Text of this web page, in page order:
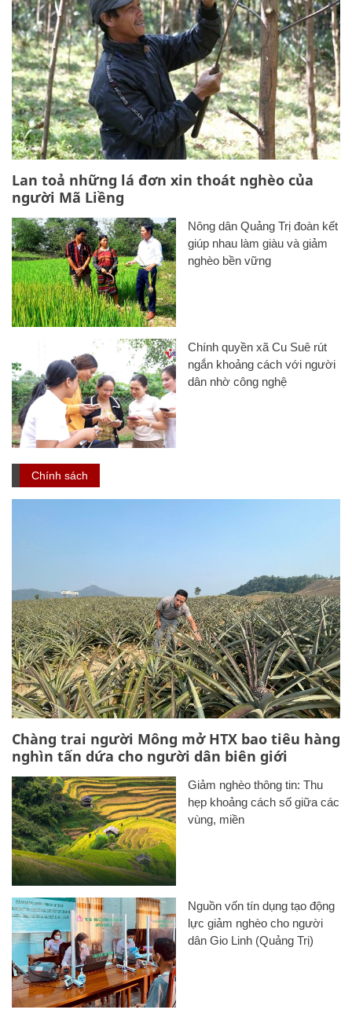
Lan toả những lá đơn xin thoát nghèo của
người Mã Liềng
Nông dân Quảng Trị đoàn kết
giúp nhau làm giàu và giảm
nghèo bền vững
Chính quyền xã Cu Suê rút
ngắn khoảng cách với người
dân nhờ công nghệ
Chính sách
Chàng trai người Mông mở HTX bao tiêu hàng
nghìn tấn dứa cho người dân biên giới
Giảm nghèo thông tin: Thu
hẹp khoảng cách số giữa các
vùng, miền
Nguồn vốn tín dụng tạo động
lực giảm nghèo cho người
dân Gio Linh (Quảng Trị)